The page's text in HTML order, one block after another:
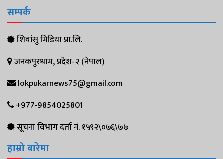
सम्पर्क
शिवांसु मिडिया प्रा.लि.
जनकपुरधाम, प्रदेश-२ (नेपाल)
lokpukarnews75@gmail.com
+977-9854025801
सूचना विभाग दर्ता नं. १५९२\०७६\७७
हाम्रो बारेमा